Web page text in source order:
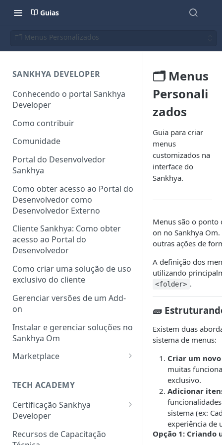
Guias
🗂️ Menus Personalizados
SANKHYA DEVELOPER
Conhecendo o portal Sankhya
Developer
Como contribuir
Comunidade
Portal do Desenvolvedor
Sankhya
Como obter acesso ao Portal do
Desenvolvedor como
Desenvolvedor Externo
Cliente Sankhya: Como obter
acesso ao Portal do
Desenvolvedor
Como criar uma solução de uso
exclusivo do cliente
Gerenciar versões de um Add-
on
Instalar e gerenciar soluções no
Sankhya Om
Marketplace
no Marketplace via Portal do
TECH ACADEMY
Certificação Sankhya
Developer
Associate Framework (Back-
end)
Recursos de Capacitação
🗂️ Menus
Personali
zados
Guia para criar
menus
customizados na
interface do
Sankhya.
Menus são o ponto
on no Sankhya
outras ações de
A definição dos
utilizando
<folder> .
🧱
Existem duas
sistema de menus:
Criar um
muitas
exclusivo.
Adicionar
sistema (ex:
experiência de
Opção 1: